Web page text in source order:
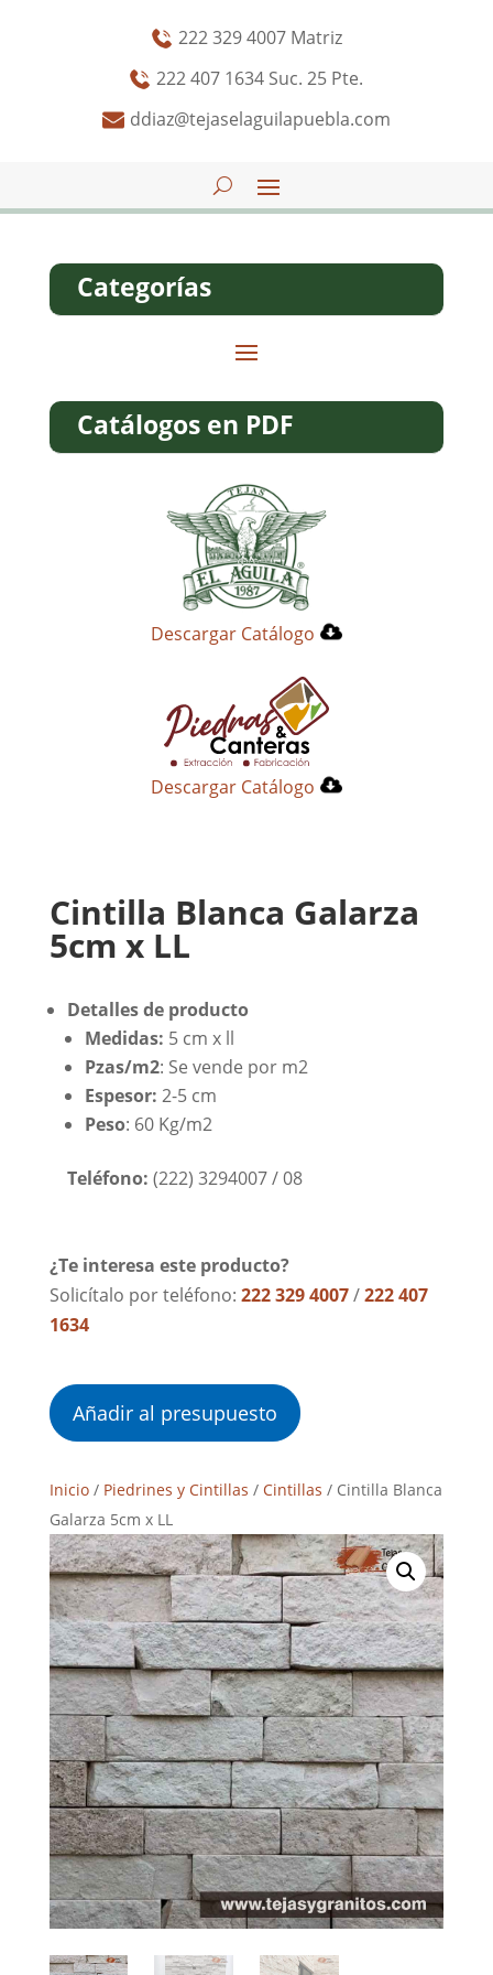
222 329 4007 Matriz
222 407 1634 Suc. 25 Pte.
ddiaz@tejaselaguilapuebla.com
Categorías
Catálogos en PDF
Descargar Catálogo
Descargar Catálogo
Cintilla Blanca Galarza
5cm x LL
Detalles de producto
Medidas: 5 cm x ll
Pzas/m2: Se vende por m2
Espesor: 2-5 cm
Peso: 60 Kg/m2
Teléfono: (222) 3294007 / 08
¿Te interesa este producto?
Solicítalo por teléfono: 222 329 4007/222 407
1634
Añadir al presupuesto
Inicio/ Piedrines y Cintillas / Cintillas / Cintilla Blanca
Galarza 5cm x LL